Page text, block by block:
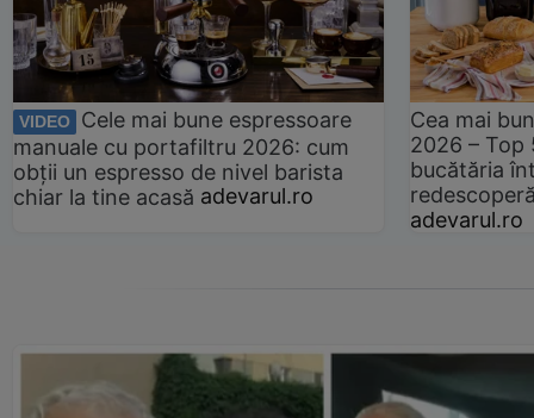
VIDEO
Cele mai bune espressoare
manuale cu portafiltru 2026: cum
obții un espresso de nivel barista
chiar la tine acasă adevarul.ro
Cea mai
2026 –
bucătăria
adevarul.ro